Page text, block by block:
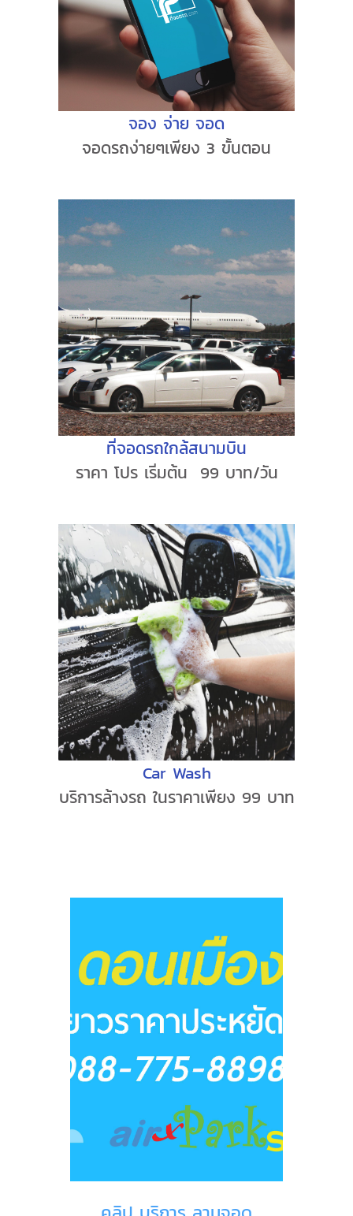
จอง จ่าย จอด
จอดรถง่ายๆเพียง 3 ขั้นตอน
ที่จอดรถใกล้สนามบิน
ราคา โปร เริ่มต้น 99 บาท/วัน
Car Wash
บริการล้างรถ ในราคาเพียง 99 บาท